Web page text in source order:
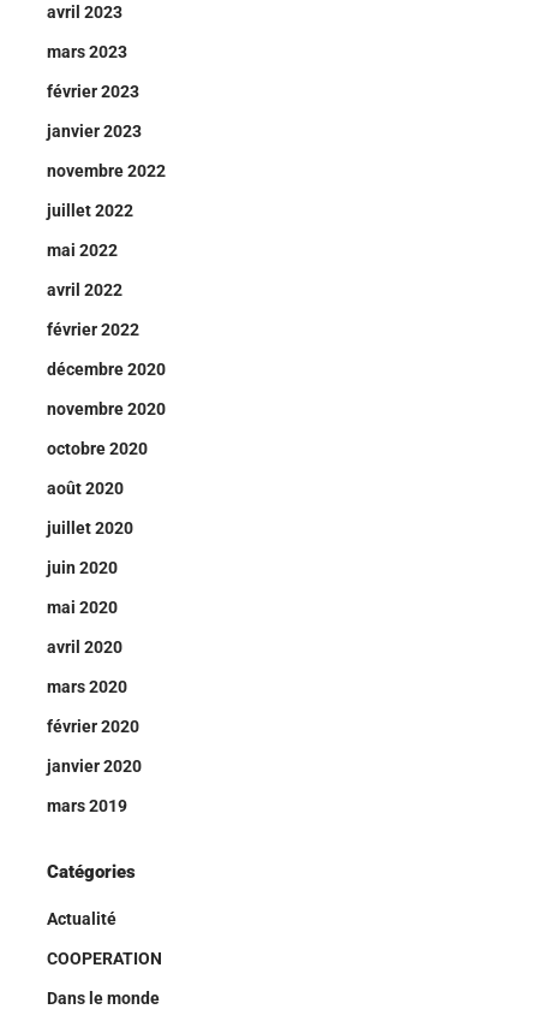
avril 2023
mars 2023
février 2023
janvier 2023
novembre 2022
juillet 2022
mai 2022
avril 2022
février 2022
décembre 2020
novembre 2020
octobre 2020
août 2020
juillet 2020
juin 2020
mai 2020
avril 2020
mars 2020
février 2020
janvier 2020
mars 2019
Catégories
Actualité
COOPERATION
Dans le monde